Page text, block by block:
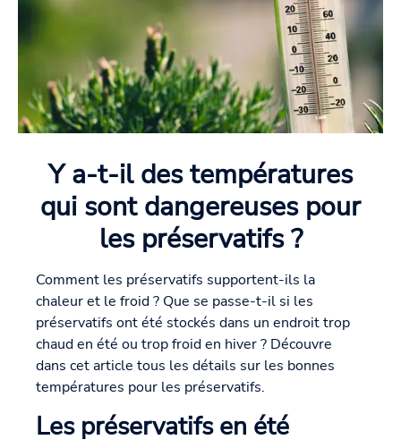
Y a-t-il des températures
qui sont dangereuses pour
les préservatifs ?
Comment les préservatifs supportent-ils la
chaleur et le froid ? Que se passe-t-il si les
préservatifs ont été stockés dans un endroit trop
chaud en été ou trop froid en hiver ? Découvre
dans cet article tous les détails sur les bonnes
températures pour les préservatifs.
Les préservatifs en été